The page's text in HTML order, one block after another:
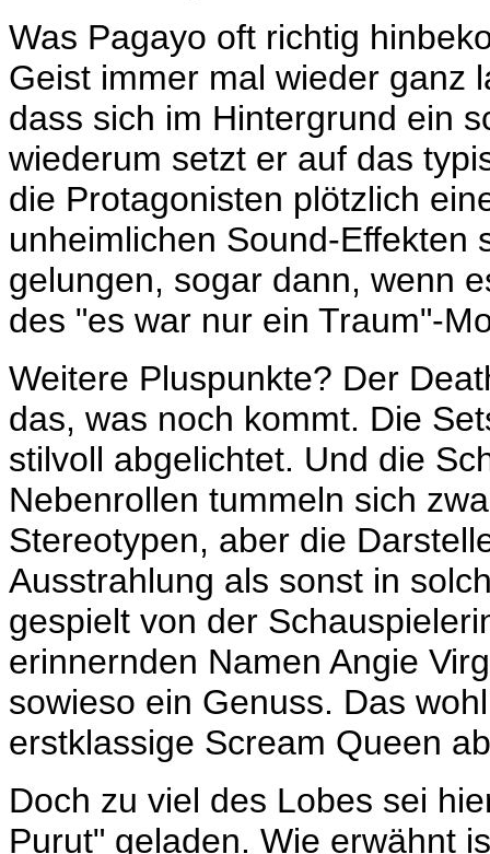
Was Pagayo oft richtig
Geist immer mal wieder ganz
dass sich im Hintergrund ein
wiederum setzt er auf das
die Protagonisten plötzlich
unheimlichen Sound-Effekten
gelungen, sogar dann, wenn
des "es war nur ein Traum"-
Weitere Pluspunkte? Der D
das, was noch kommt. Die
stilvoll abgelichtet. Und die
Nebenrollen tummeln sich
Stereotypen, aber die
Ausstrahlung als sonst in
gespielt von der
erinnernden Namen Angie
sowieso ein Genuss. Das
erstklassige Scream Queen
Doch zu viel des Lobes sei
Purut" geladen. Wie erwähnt